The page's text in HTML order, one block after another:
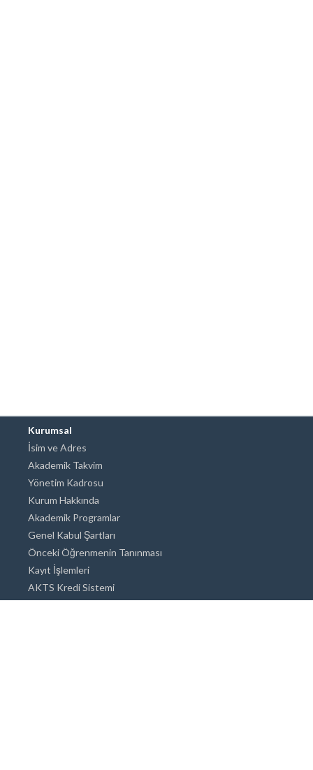
Kurumsal
İsim ve Adres
Akademik Takvim
Yönetim Kadrosu
Kurum Hakkında
Akademik Programlar
Genel Kabul Şartları
Önceki Öğrenmenin Tanınması
Kayıt İşlemleri
AKTS Kredi Sistemi